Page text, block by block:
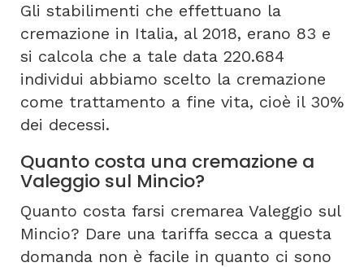
Gli stabilimenti che effettuano la
cremazione in Italia, al 2018, erano 83 e
si calcola che a tale data 220.684
individui abbiamo scelto la cremazione
come trattamento a fine vita, cioè il 30%
dei decessi.
Quanto costa una cremazione a
Valeggio sul Mincio?
Quanto costa farsi cremarea Valeggio sul
Mincio? Dare una tariffa secca a questa
domanda non è facile in quanto ci sono